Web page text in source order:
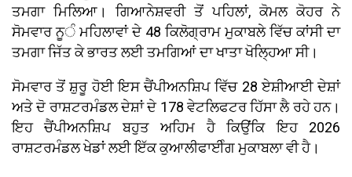
ਤਮਗਾ ਮਿਲਿਆ। ਗਿਆਨੇਸ਼ਵਰੀ ਤੋਂ ਪਹਿਲਾਂ, ਕੋਮਲ ਕੋਹਰ ਨੇ
ਸੋਮਵਾਰ ਨੂੰ ਮਹਿਲਾਵਾਂ ਦੇ 48 ਕਿਲੋਗ੍ਰਾਮ ਮੁਕਾਬਲੇ ਵਿੱਚ ਕਾਂਸੀ ਦਾ
ਤਮਗਾ ਜਿੱਤ ਕੇ ਭਾਰਤ ਲਈ ਤਮਗਿਆਂ ਦਾ ਖਾਤਾ ਖੋਲ੍ਹਿਆ ਸੀ।
ਸੋਮਵਾਰ ਤੋਂ ਸ਼ੁਰੂ ਹੋਈ ਇਸ ਚੈਂਪੀਅਨਸ਼ਿਪ ਵਿੱਚ 28 ਏਸ਼ੀਆਈ ਦੇਸ਼ਾਂ
ਅਤੇ ਦੋ ਰਾਸ਼ਟਰਮੰਡਲ ਦੇਸ਼ਾਂ ਦੇ 178 ਵੇਟਲਿਫਟਰ ਹਿੱਸਾ ਲੈ ਰਹੇ ਹਨ।
ਇਹ ਚੈਂਪੀਅਨਸ਼ਿਪ ਬਹੁਤ ਅਹਿਮ ਹੈ ਕਿਉਂਕਿ ਇਹ 2026
ਰਾਸ਼ਟਰਮੰਡਲ ਖੇਡਾਂ ਲਈ ਇੱਕ ਕੁਆਲੀਫਾਈੰਗ ਮੁਕਾਬਲਾ ਵੀ ਹੈ।